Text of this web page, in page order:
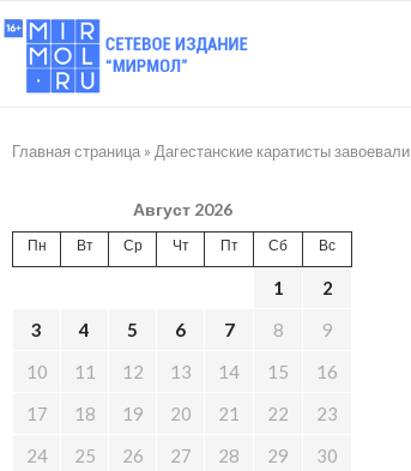
Главная страница » Дагестанские каратисты
Август 2026
Пн Вт Ср Чт Пт Сб Вс
1
2
3
4 5 6 7 8
9
10
11 12 13 14 15
16
17
18 19 20 21 22
23
24
25 26 27 28 29
30